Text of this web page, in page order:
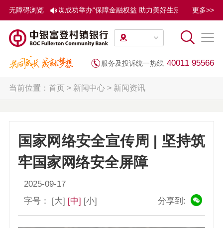
无障碍浏览
日，中国金融传媒成功举办“保障金融权益 助力美好生活”2025金融
更多>>
服务及投诉统一热线 40011 95566
当前位置： 首页> 新闻中心> 新闻资讯
国家网络安全宣传周 | 坚持筑
牢国家网络安全屏障
2025-09-17
字号：
[大] [中] [小] 分享到: